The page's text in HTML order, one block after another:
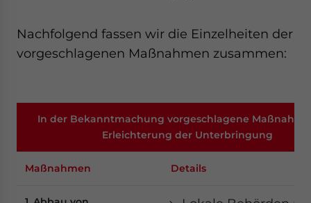
Nachfolgend fassen wir die Einzelheiten der
vorgeschlagenen Maßnahmen zusammen:
In der Bekanntmachung vorgeschlagene
Erleichterung der Unterbringung
Maßnahmen Details